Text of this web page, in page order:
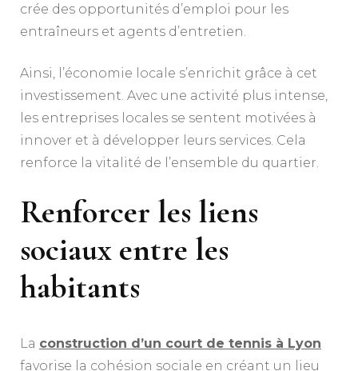
crée des opportunités d’emploi pour les
entraîneurs et agents d’entretien.
Ainsi, l’économie locale s’enrichit grâce à cet
investissement. Avec une activité plus intense,
les entreprises locales se sentent motivées à
innover et à développer leurs services. Cela
renforce la vitalité de l’ensemble du quartier.
Renforcer les liens
sociaux entre les
habitants
La construction d’un court de tennis à Lyon
favorise la cohésion sociale en créant un lieu